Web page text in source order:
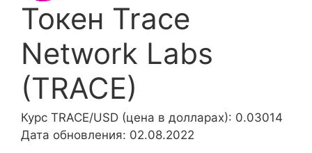
Токен Trace
Network Labs
(TRACE)
Курс TRACE/USD (цена в долларах): 0.03014
Дата обновления: 02.08.2022